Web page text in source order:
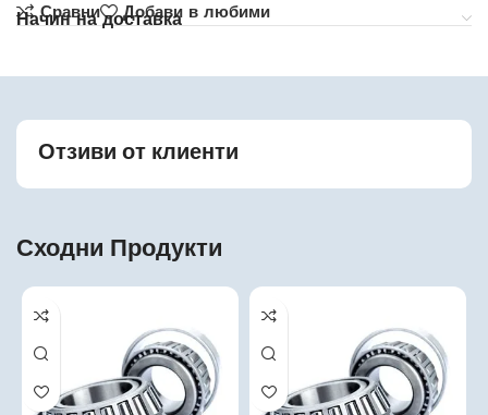
Сравни
Добави в любими
Начин на доставка
Отзиви от клиенти
Сходни Продукти